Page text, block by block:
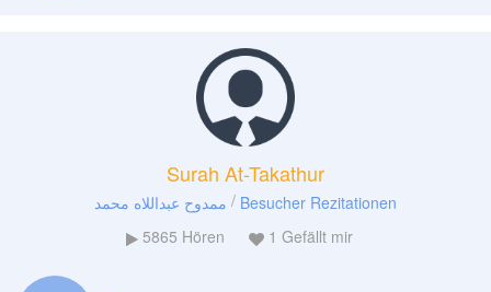
Surah At-Takathur
ممدوح عبداللاه محمد / Besucher Rezitationen
5865 Hören 1 Gefällt mir